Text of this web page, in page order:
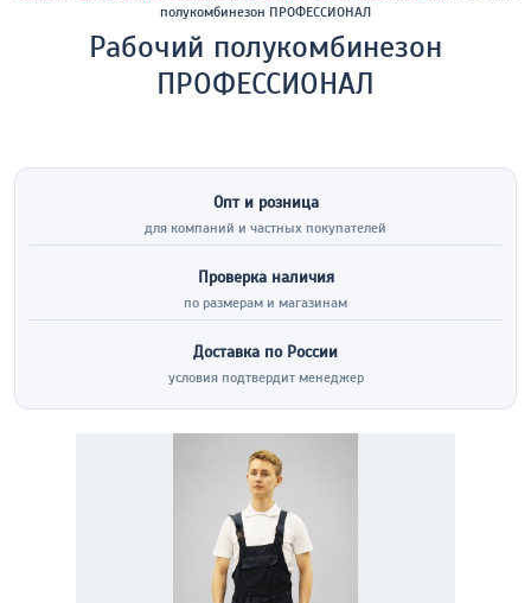
полукомбинезон ПРОФЕССИОНАЛ
Рабочий полукомбинезон
ПРОФЕССИОНАЛ
Опт и розница
для компаний и частных покупателей
Проверка наличия
по размерам и магазинам
Доставка по России
условия подтвердит менеджер